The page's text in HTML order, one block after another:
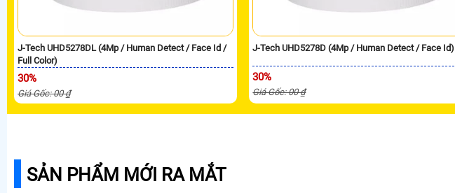
J-Tech UHD5278DL (4Mp / Human Detect / Face Id /
Full Color)
30%
Giá Gốc: 00 ₫
J-Tech UHD5278D (4Mp / Human Detect / Face Id)
30%
Giá Gốc: 00 ₫
SẢN PHẨM MỚI RA MẮT